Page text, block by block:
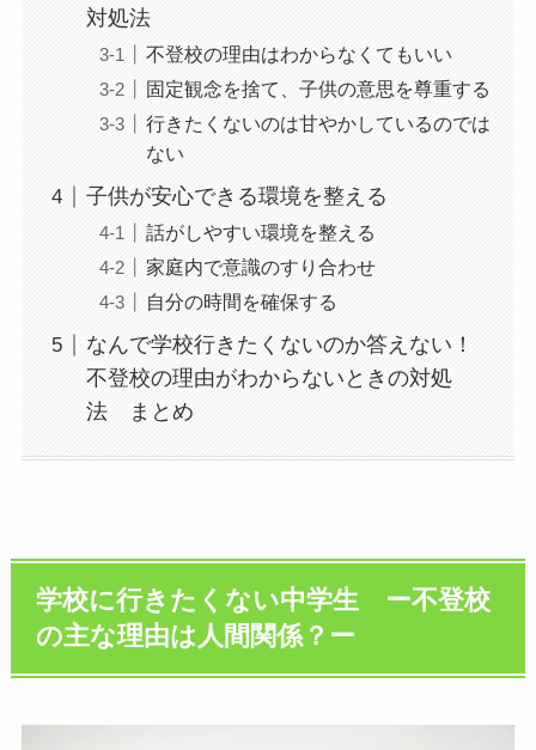
対処法
不登校の理由はわからなくてもいい
固定観念を捨て、子供の意思を尊重する
行きたくないのは甘やかしているのでは
ない
子供が安心できる環境を整える
話がしやすい環境を整える
家庭内で意識のすり合わせ
自分の時間を確保する
なんで学校行きたくないのか答えない！
不登校の理由がわからないときの対処
法 まとめ
学校に行きたくない中学生 ー不登校
の主な理由は人間関係？ー